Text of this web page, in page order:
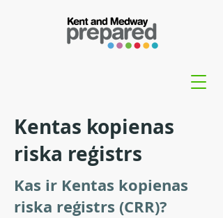
Kentas kopienas
riska reģistrs
Kas ir Kentas kopienas
riska reģistrs (CRR)?